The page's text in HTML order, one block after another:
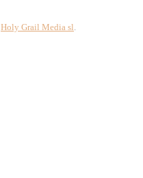
Holy Grail Media sl